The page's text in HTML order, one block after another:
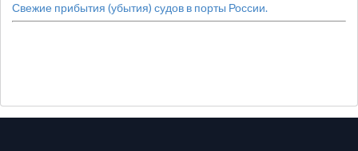
Свежие прибытия (убытия) судов в порты России.